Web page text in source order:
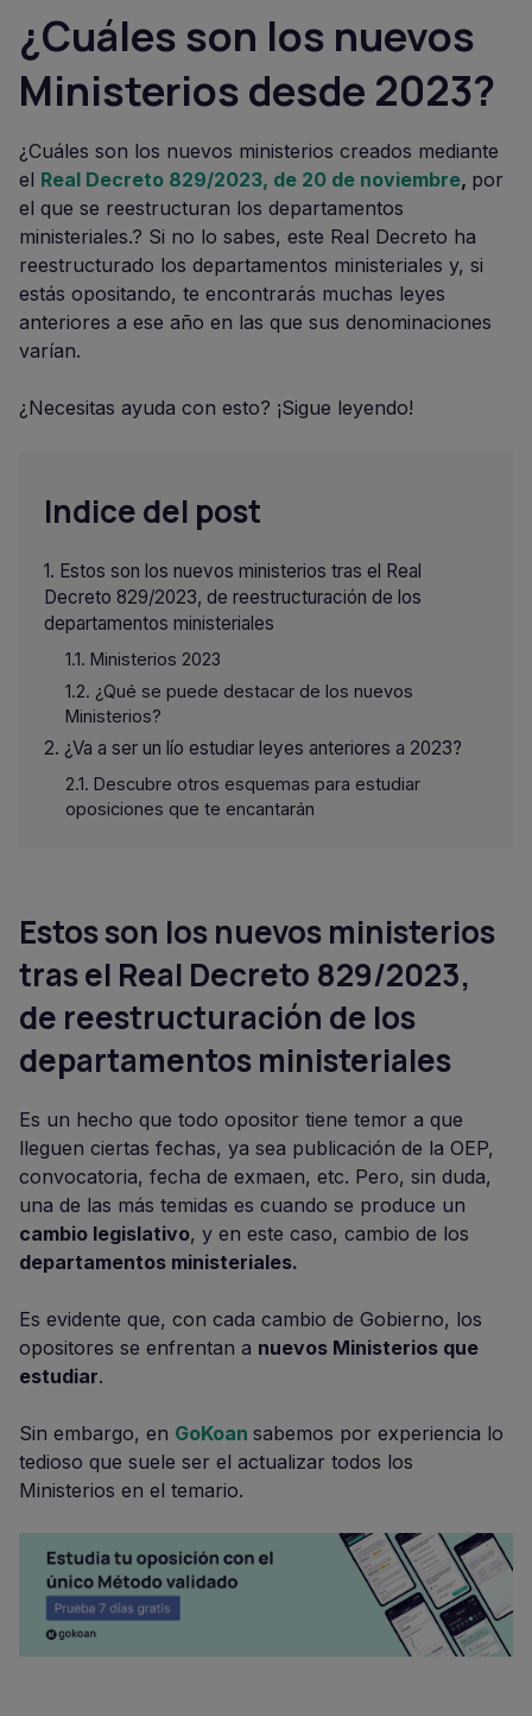
¿Cuáles son los nuevos
Ministerios desde 2023?
¿Cuáles son los nuevos ministerios creados mediante
el Real Decreto 829/2023, de 20 de noviembre, por
el que se reestructuran los departamentos
ministeriales.? Si no lo sabes, este Real Decreto ha
reestructurado los departamentos ministeriales y, si
estás opositando, te encontrarás muchas leyes
anteriores a ese año en las que sus denominaciones
varían.
¿Necesitas ayuda con esto? ¡Sigue leyendo!
Indice del post
Estos son los nuevos ministerios tras el Real
Decreto 829/2023, de reestructuración de los
departamentos ministeriales
Ministerios 2023
¿Qué se puede destacar de los nuevos
Ministerios?
¿Va a ser un lío estudiar leyes anteriores a 2023?
Descubre otros esquemas para estudiar
oposiciones que te encantarán
Estos son los nuevos ministerios
tras el Real Decreto 829/2023,
de reestructuración de los
departamentos ministeriales
Es un hecho que todo opositor tiene temor a que
lleguen ciertas fechas, ya sea publicación de la OEP,
convocatoria, fecha de exmaen, etc. Pero, sin duda,
una de las más temidas es cuando se produce un
cambio legislativo, y en este caso, cambio de los
departamentos ministeriales.
Es evidente que, con cada cambio de Gobierno, los
opositores se enfrentan a nuevos Ministerios que
estudiar.
Sin embargo, en GoKoan sabemos por experiencia lo
tedioso que suele ser el actualizar todos los
Ministerios en el temario.